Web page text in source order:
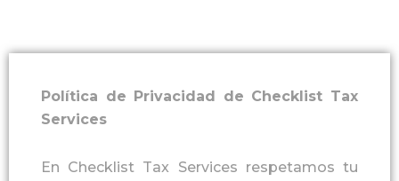
Política de Privacidad de Checklist Tax
Services
En Checklist Tax Services respetamos tu